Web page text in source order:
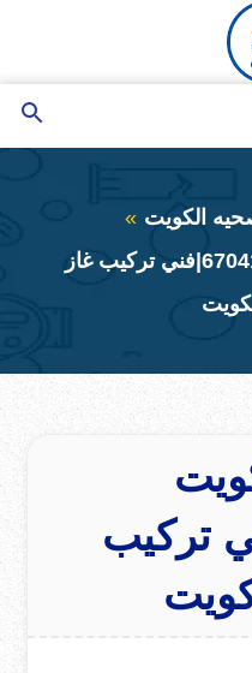
الكويت
تركيب غاز بالكويت |67041132|فني تركيب غاز
تركيب